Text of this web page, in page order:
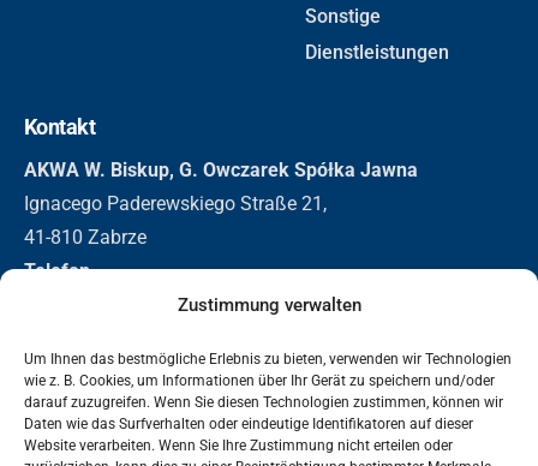
Zustimmung verwalten
Um Ihnen das bestmögliche Erlebnis zu bieten, verwenden wir Technologien
wie z. B. Cookies, um Informationen über Ihr Gerät zu speichern und/oder
darauf zuzugreifen. Wenn Sie diesen Technologien zustimmen, können wir
Daten wie das Surfverhalten oder eindeutige Identifikatoren auf dieser
Website verarbeiten. Wenn Sie Ihre Zustimmung nicht erteilen oder
Sonstige
Dienstleistungen
Kontakt
AKWA W. Biskup, G. Owczarek Spółka Jawna
Ignacego Paderewskiego Straße 21,
41-810 Zabrze
Telefon
E-Mail
biuro@akwa.eu